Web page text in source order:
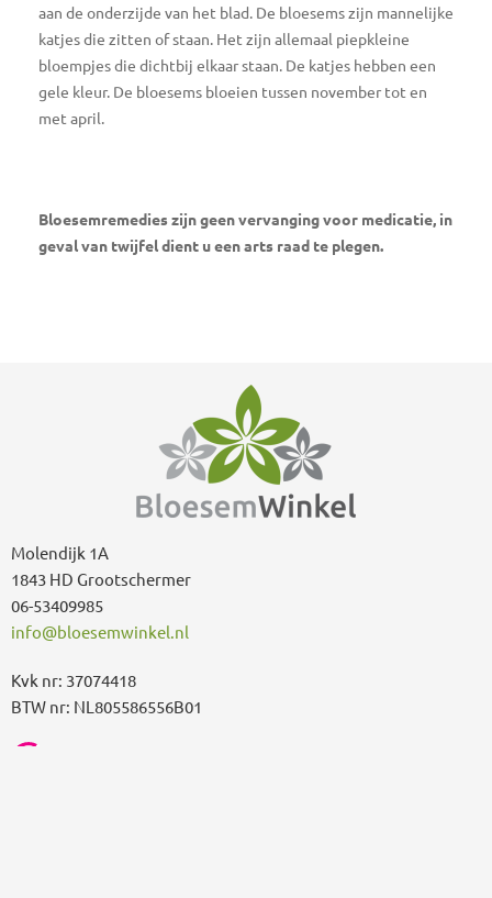
aan de onderzijde van het blad. De bloesems zijn mannelijke
katjes die zitten of staan. Het zijn allemaal piepkleine
bloempjes die dichtbij elkaar staan. De katjes hebben een
gele kleur. De bloesems bloeien tussen november tot en
met april.
Bloesemremedies zijn geen vervanging voor medicatie, in
geval van twijfel dient u een arts raad te plegen.
Molendijk 1A
1843 HD Grootschermer
06-53409985
info@bloesemwinkel.nl
Kvk nr: 37074418
BTW nr: NL805586556B01